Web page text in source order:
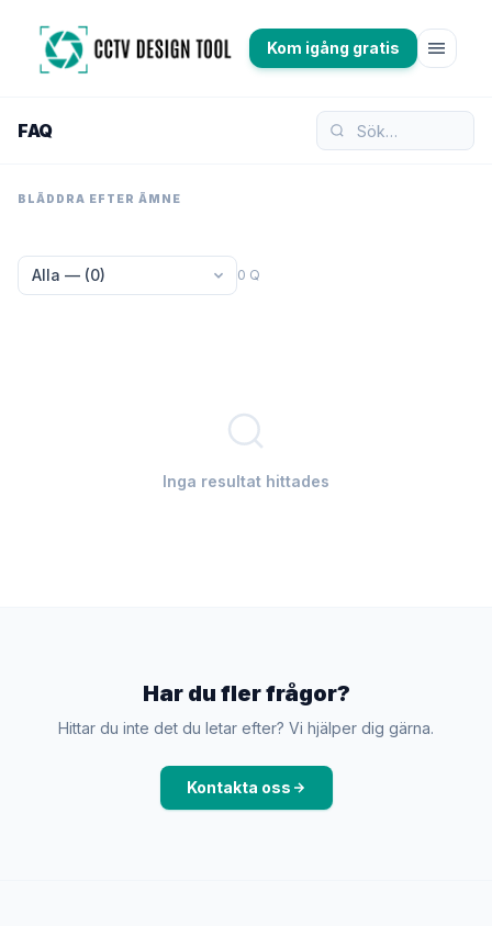
Kom igång gratis menu
FAQ
BLÄDDRA EFTER ÄMNE
0 Q
Inga resultat hittades
Har du fler frågor?
Hittar du inte det du letar efter? Vi hjälper dig gärna.
Kontakta oss